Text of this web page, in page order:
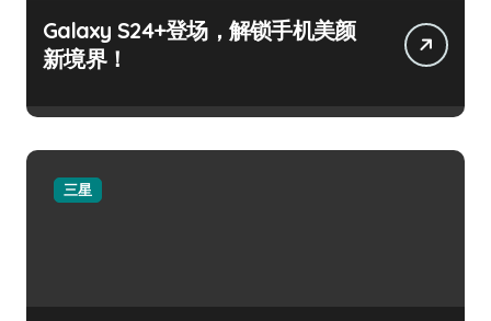
Galaxy S24+登场，解锁手机美颜
新境界！
三星